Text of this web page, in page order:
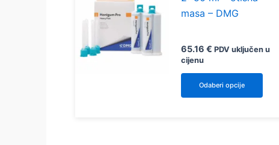
masa – DMG
65.16 € PDV uključen u
cijenu
Odaberi opcije
Ovaj